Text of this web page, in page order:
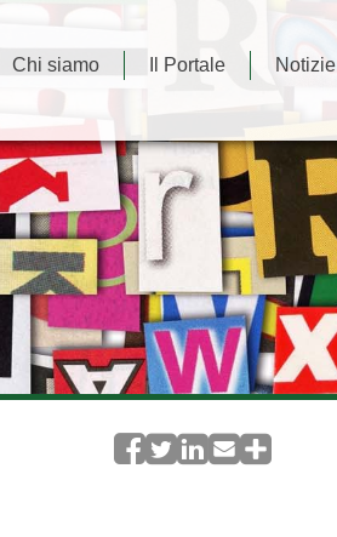
Chi siamo Il Portale Notizie